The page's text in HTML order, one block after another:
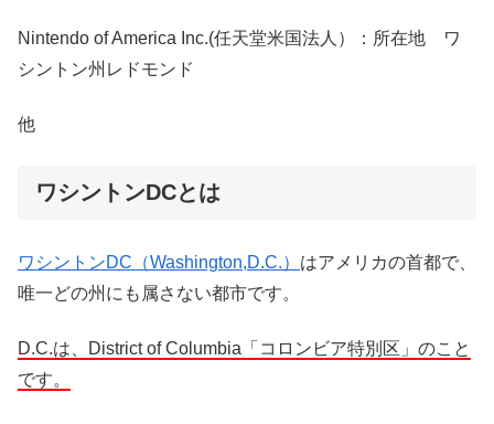
Nintendo of America Inc.(任天堂米国法人）：所在地 ワ
シントン州レドモンド
他
ワシントンDCとは
ワシントンDC（Washington,D.C.） はアメリカの首都で、
唯一どの州にも属さない都市です。
D.C.は、District of Columbia「コロンビア特別区」のこと
です。